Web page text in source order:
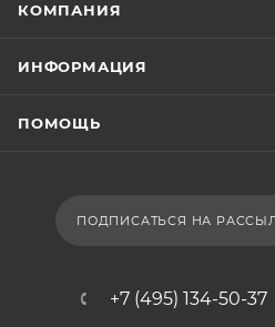
КОМПАНИЯ
ИНФОРМАЦИЯ
ПОМОЩЬ
ПОДПИСАТЬСЯ НА
+7 (495) 134-50-37